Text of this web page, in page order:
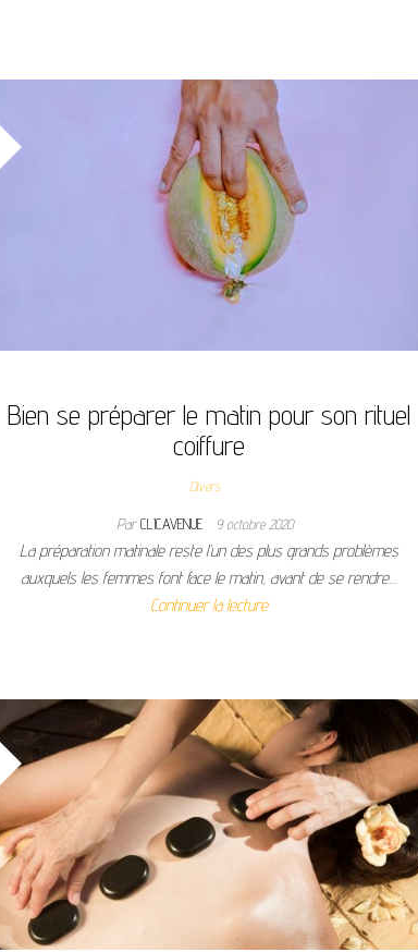
Bien se préparer le matin pour son rituel
coiffure
Divers
ParCLICAVENUE 9 octobre 2020
La préparation matinale reste l’un des plus grands problèmes
auxquels les femmes font face le matin, avant de se rendre…
Continuer la lecture